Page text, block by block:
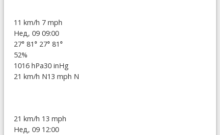
11 km/h 7 mph
Нед, 09 09:00
27° 81° 27° 81°
52%
1016 hPa30 inHg
21 km/h N13 mph N
21 km/h 13 mph
Нед, 09 12:00